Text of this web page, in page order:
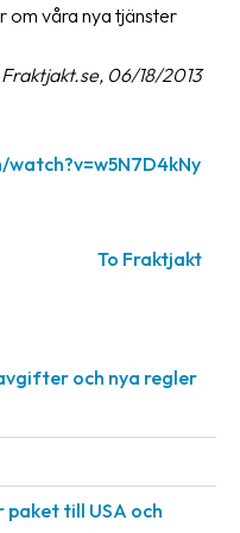
om våra nya tjänster
Fraktjakt.se, 06/18/2013
To Fraktjakt
och nya regler
paket till USA och